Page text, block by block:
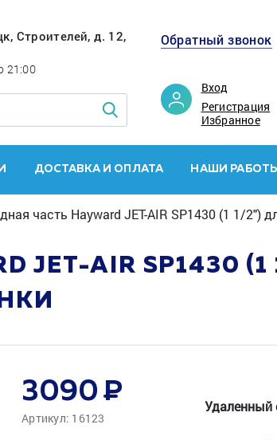
Строителей, д. 12,
21:00
Обратный звонок
Вход
Регистрация
Избранное
ДОСТАВКА И ОПЛАТА НАШИ РАБОТЫ
часть Hayward JET-AIR SP1430 (1 1/2")
JET-AIR SP1430
3090
Артикул: 16123
Удаленный